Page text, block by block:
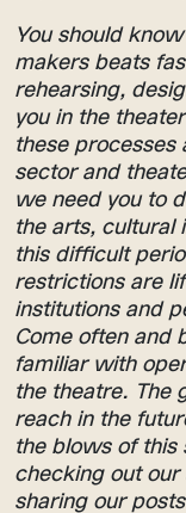
You should
makers beats
rehearsing,
you in the
these processes
sector and
we need you to
the arts, cultural
this difficult
restrictions are
institutions and
Come often and
familiar with
the theatre. The
reach in the
the blows of this
checking out
sharing our